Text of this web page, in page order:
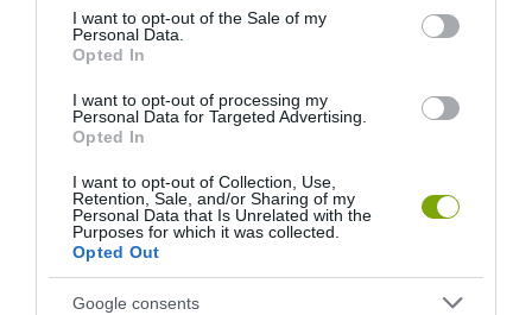
consent section.
I want to opt-out of the Sale of my
Personal Data.
Opted In
I want to opt-out of processing my
Personal Data for Targeted Advertising.
Opted In
I want to opt-out of Collection, Use,
Retention, Sale, and/or Sharing of my
Personal Data that Is Unrelated with the
Purposes for which it was collected.
Opted Out
Google consents
HASONLÓ ÉRDEKESSÉGEK